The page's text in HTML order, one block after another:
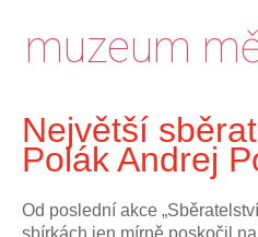
muzeum
Největší
Polák Andrej
Od poslední akce
sbírkách jen mírně poskočil